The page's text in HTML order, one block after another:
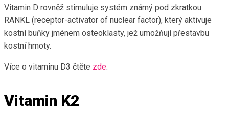
Vitamin D rovněž stimuluje systém známý pod zkratkou
RANKL (receptor-activator of nuclear factor), který aktivuje
kostní buňky jménem osteoklasty, jež umožňují přestavbu
kostní hmoty.
Více o vitaminu D3 čtěte zde.
Vitamin K2